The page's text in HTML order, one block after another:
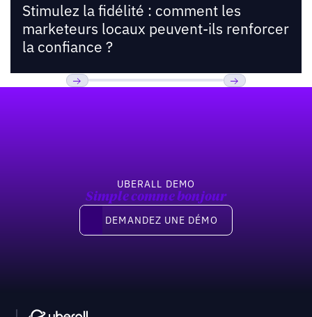
Stimulez la fidélité : comment les
marketeurs locaux peuvent-ils renforcer
la confiance ?
UBERALL DEMO
Simple comme bonjour
Demandez une démo
DEMANDEZ UNE DÉMO